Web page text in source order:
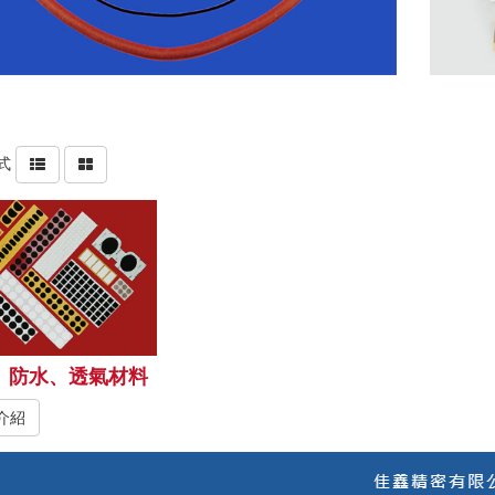
防水、透氣材料
紹